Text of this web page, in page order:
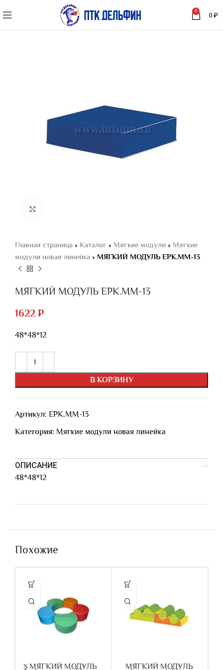
0
0 ₽
Главная страница » Каталог » Мягкие модули » Мягкие
модули новая линейка » МЯГКИЙ МОДУЛЬ ЕРК.ММ-13
МЯГКИЙ МОДУЛЬ ЕРК.ММ-13
1622 ₽
48*48*12
В КОРЗИНУ
Артикул: ЕРК.ММ-13
Категория: Мягкие модули новая линейка
ОПИСАНИЕ
48*48*12
Похожие
МЯГКИЙ МОДУЛЬ МЯГКИЙ МОДУЛЬ